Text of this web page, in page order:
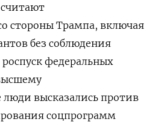
стороны Трампа, включая
без соблюдения
федеральных
высказались против
соцпрограмм